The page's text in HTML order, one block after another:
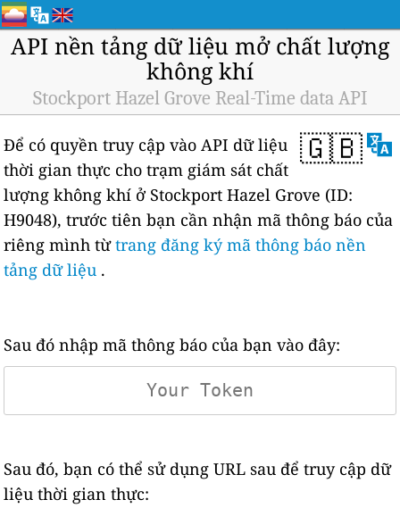
API nền tảng dữ liệu mở chất lượng
không khí
Stockport Hazel Grove Real-Time data API
🇬🇧
Để có quyền truy cập vào API dữ liệu
thời gian thực cho trạm giám sát chất
lượng không khí ở Stockport Hazel Grove (ID:
H9048), trước tiên bạn cần nhận mã thông báo của
riêng mình từtrang đăng ký mã thông báo nền
tảng dữ liệu .
Sau đó nhập mã thông báo của bạn vào đây:
Sau đó, bạn có thể sử dụng URL sau để truy cập dữ
liệu thời gian thực: